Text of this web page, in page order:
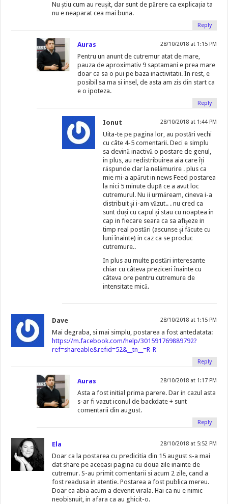
Nu știu cum au reușit, dar sunt de părere ca explicația ta
nu e neaparat cea mai buna.
Reply
Auras 28/10/2018 at 1:15 PM
Pentru un anunt de cutremur atat de mare,
pauza de aproximativ 9 saptamani e prea mare
doar ca sa o pui pe baza inactivitatii. In rest, e
posibil sa ma si insel, de asta am zis din start ca
e o ipoteza.
Reply
Ionut 28/10/2018 at 1:44 PM
Uita-te pe pagina lor, au postări vechi
cu câte 4-5 comentarii. Deci e simplu
sa devină inactivă o postare de genul,
in plus, au redistribuirea aia care îți
răspunde clar la nelămurire . plus ca
mie mi-a apărut in news Feed postarea
la nici 5 minute după ce a avut loc
cutremurul. Nu ii urmăream, cineva i-a
distribuit și i-am văzut.. . nu cred ca
sunt duși cu capul și stau cu noaptea in
cap in fiecare seara ca sa afișeze in
timp real postări (ascunse și făcute cu
luni înainte) in caz ca se produc
cutremure..
In plus au multe postări interesante
chiar cu câteva preziceri înainte cu
câteva ore pentru cutremure de
intensitate mică.
Dave 28/10/2018 at 1:15 PM
Mai degraba, si mai simplu, postarea a fost antedatata:
https://m.facebook.com/help/301591769889792?
ref=shareable&refid=52&__tn__=R-R
Reply
Auras 28/10/2018 at 1:17 PM
Asta a fost initial prima parere. Dar in cazul asta
s-ar fi vazut iconul de backdate + sunt
comentarii din august.
Reply
Ela 28/10/2018 at 5:52 PM
Doar ca la postarea cu predicitia din 15 august s-a mai
dat share pe aceeasi pagina cu doua zile inainte de
cutremur. S-au primit comentarii si acum 2 zile, cand a
fost readusa in atentie. Postarea a fost publica mereu.
Doar ca abia acum a devenit virala. Hai ca nu e nimic
neobisnuit, in afara ca au ghicit-o.